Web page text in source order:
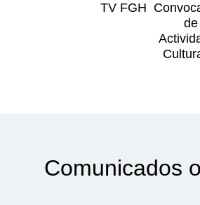
TV FGH
de
Comunicados